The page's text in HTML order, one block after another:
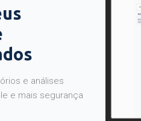
e análises
e mais segurança